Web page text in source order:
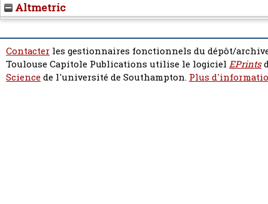
Altmetric
Contacter les gestionnaires fonctionnels du dépôt/
Toulouse Capitole Publications utilise le logiciel EPrints
Sciencede l'université de Southampton. Plus